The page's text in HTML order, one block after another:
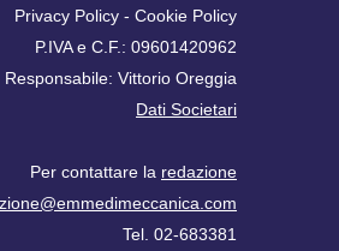
Privacy Policy - Cookie Policy
P.IVA e C.F.: 09601420962
Responsabile: Vittorio Oreggia
Dati Societari
Per contattare la redazione
Tel. 02-683381